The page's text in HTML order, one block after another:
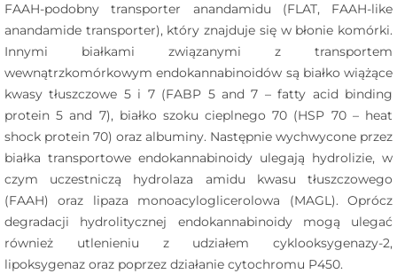
FAAH-podobny transporter anandamidu (FLAT, FAAH-like
anandamide transporter), który znajduje się w błonie komórki.
Innymi białkami związanymi z transportem
wewnątrzkomórkowym endokannabinoidów są białko wiążące
kwasy tłuszczowe 5 i 7 (FABP 5 and 7 – fatty acid binding
protein 5 and 7), białko szoku cieplnego 70 (HSP 70 – heat
shock protein 70) oraz albuminy. Następnie wychwycone przez
białka transportowe endokannabinoidy ulegają hydrolizie, w
czym uczestniczą hydrolaza amidu kwasu tłuszczowego
(FAAH) oraz lipaza monoacyloglicerolowa (MAGL). Oprócz
degradacji hydrolitycznej endokannabinoidy mogą ulegać
również utlenieniu z udziałem cyklooksygenazy-2,
lipoksygenaz oraz poprzez działanie cytochromu P450.